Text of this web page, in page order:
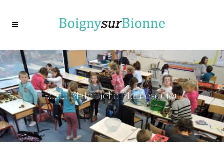
École Maternelle Montesquieu